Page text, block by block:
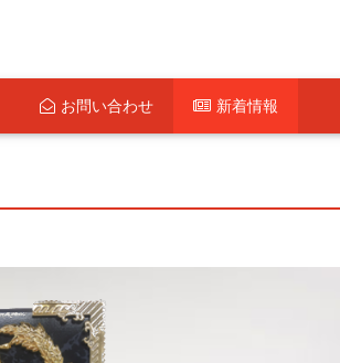
お問い合わせ 新着情報